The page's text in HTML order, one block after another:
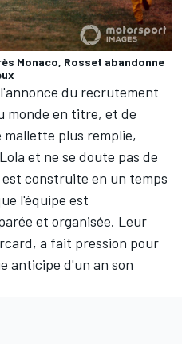
Monaco, Rosset abandonne
du recrutement
monde en titre, et de
mallette plus remplie,
et ne se doute pas de
construite en un temps
l'équipe est
et organisée. Leur
a fait pression pour
anticipe d'un an son